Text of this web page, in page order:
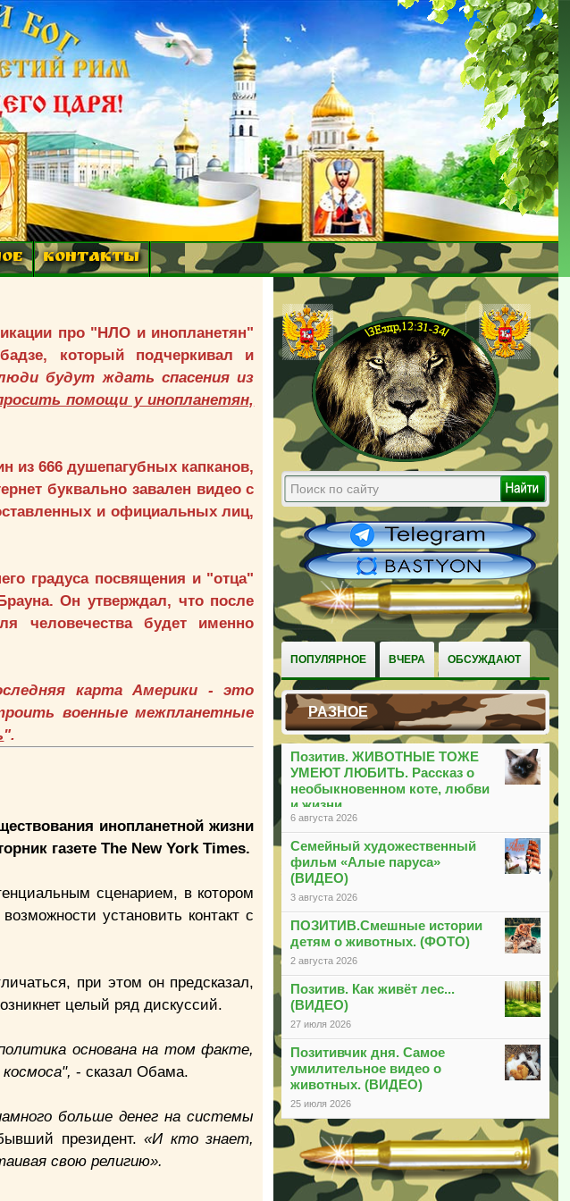
КОНТАКТЫ
ПОПУЛЯРНОЕ ВЧЕРА ОБСУЖДАЮТ
РАЗНОЕ
Позитив. ЖИВОТНЫЕ ТОЖЕ
УМЕЮТ ЛЮБИТЬ. Рассказ о
необыкновенном коте, любви
и жизни
6 августа 2026
Семейный художественный
фильм «Алые паруса»
(ВИДЕО)
3 августа 2026
ПОЗИТИВ.Смешные истории
детям о животных. (ФОТО)
2 августа 2026
Позитив. Как живёт лес...
(ВИДЕО)
27 июля 2026
Позитивчик дня. Самое
умилительное видео о
животных. (ВИДЕО)
25 июля 2026
про "НЛО и инопланетян"
который подчеркивал и
будут ждать спасения из
помощи у инопланетян,
из 666 душепагубных капканов,
буквально завален видео с
и официальных лиц,
градуса посвящения и "отца"
Он утверждал, что после
человечества будет именно
карта Америки - это
военные межпланетные
".
инопланетной жизни
газете The New York Times.
сценарием, в котором
установить контакт с
при этом он предсказал,
целый ряд дискуссий.
основана на том факте,
- сказал Обама.
больше денег на системы
президент.«И кто знает,
свою религию».